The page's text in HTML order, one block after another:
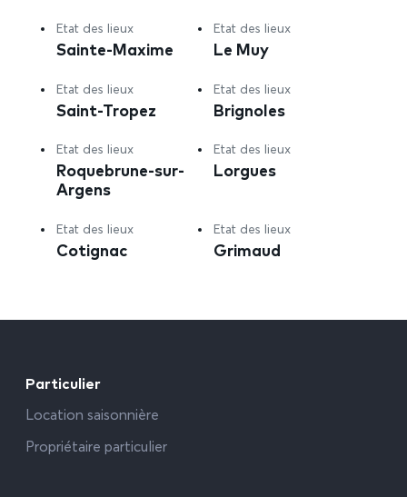
Etat des lieux
Sainte-Maxime
Etat des lieux
Le Muy
Etat des lieux
Saint-Tropez
Etat des lieux
Brignoles
Etat des lieux
Roquebrune-sur-
Argens
Etat des lieux
Lorgues
Etat des lieux
Cotignac
Etat des lieux
Grimaud
Particulier
Location saisonnière
Propriétaire particulier